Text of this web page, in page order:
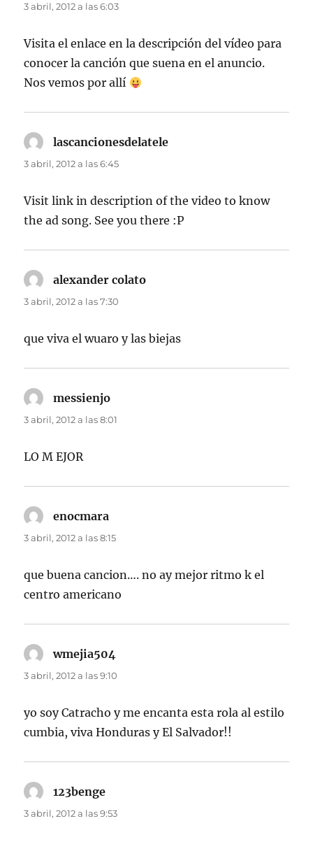
3 abril, 2012 a las 6:03
Visita el enlace en la descripción del vídeo para
conocer la canción que suena en el anuncio.
Nos vemos por allí
lascancionesdelatele
3 abril, 2012 a las 6:45
Visit link in description of the video to know
the ad song. See you there :P
alexander colato
3 abril, 2012 a las 7:30
que viva el wuaro y las biejas
messienjo
3 abril, 2012 a las 8:01
LO M EJOR
enocmara
3 abril, 2012 a las 8:15
que buena cancion…. no ay mejor ritmo k el
centro americano
wmejia504
3 abril, 2012 a las 9:10
yo soy Catracho y me encanta esta rola al estilo
cumbia, viva Honduras y El Salvador!!
123benge
3 abril, 2012 a las 9:53